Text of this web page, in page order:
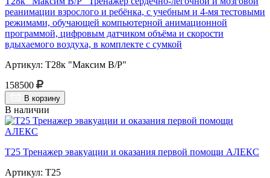
реанимации взрослого и ребёнка, с учебным и 4-мя тестовыми
режимами, обучающей компьютерной анимационной
программой, цифровым датчиком объёма и скорости
вдыхаемого воздуха, в комплекте с сумкой
Артикул: Т28к "Максим В/Р"
158500
В корзину
В наличии
Т25 Тренажер эвакуации и оказания первой помощи АЛЕКС
Артикул: Т25